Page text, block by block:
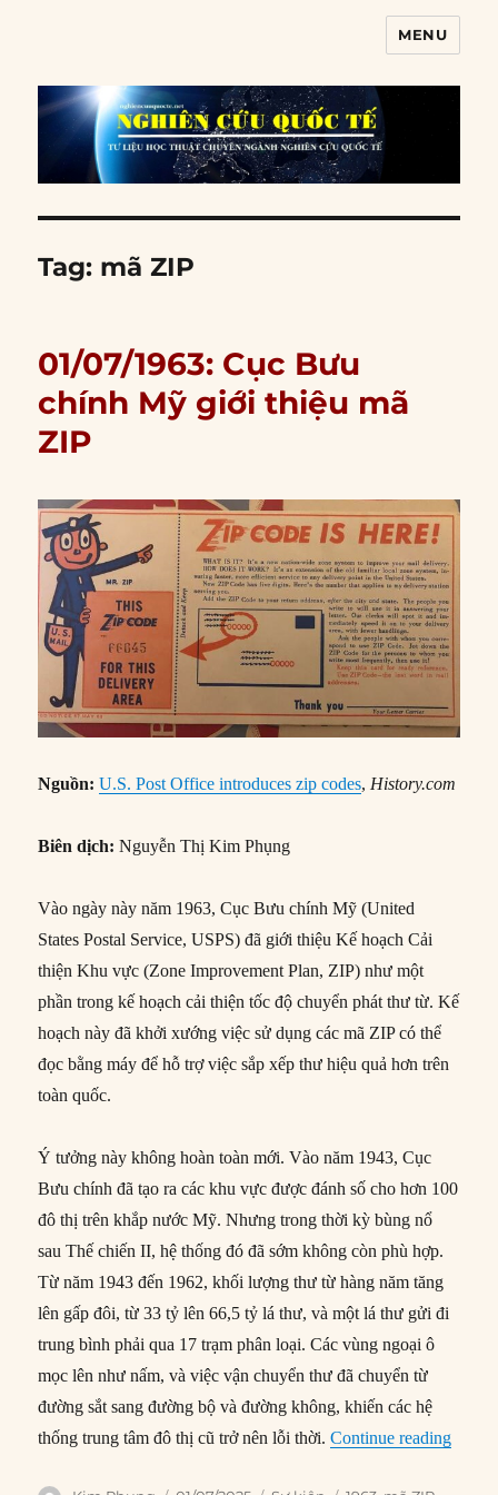
MENU
Tag: mã ZIP
01/07/1963: Cục Bưu
chính Mỹ giới thiệu mã
ZIP
Nguồn:U.S. Post Office introduces zip codes,History.com
Biên dịch:Nguyễn Thị Kim Phụng
Vào ngày này năm 1963, Cục Bưu chính Mỹ (United
States Postal Service, USPS) đã giới thiệu Kế hoạch Cải
thiện Khu vực (Zone Improvement Plan, ZIP) như một
phần trong kế hoạch cải thiện tốc độ chuyển phát thư từ. Kế
hoạch này đã khởi xướng việc sử dụng các mã ZIP có thể
đọc bằng máy để hỗ trợ việc sắp xếp thư hiệu quả hơn trên
toàn quốc.
Ý tưởng này không hoàn toàn mới. Vào năm 1943, Cục
Bưu chính đã tạo ra các khu vực được đánh số cho hơn 100
đô thị trên khắp nước Mỹ. Nhưng trong thời kỳ bùng nổ
sau Thế chiến II, hệ thống đó đã sớm không còn phù hợp.
Từ năm 1943 đến 1962, khối lượng thư từ hàng năm tăng
lên gấp đôi, từ 33 tỷ lên 66,5 tỷ lá thư, và một lá thư gửi đi
trung bình phải qua 17 trạm phân loại. Các vùng ngoại ô
mọc lên như nấm, và việc vận chuyển thư đã chuyển từ
đường sắt sang đường bộ và đường không, khiến các hệ
thống trung tâm đô thị cũ trở nên lỗi thời.Continue reading“01/